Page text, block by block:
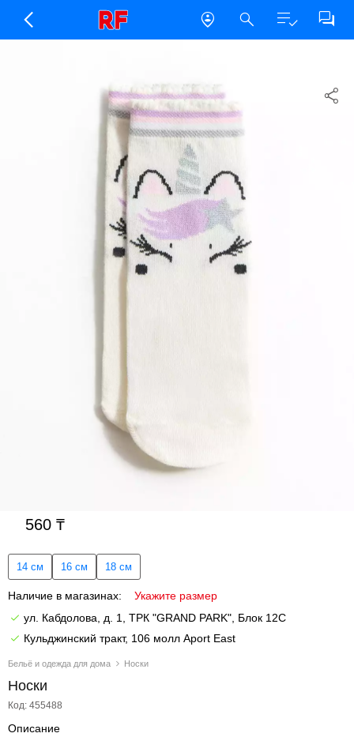
Бельё и одежда для дома Носки
Носки
Код: 455488
560
14 см 16 см 18 см
Наличие в магазинах:
Укажите размер
ул. Кабдолова, д. 1, ТРК "GRAND PARK", Блок 12C
Кульджинский тракт, 106 молл Aport East
Описание